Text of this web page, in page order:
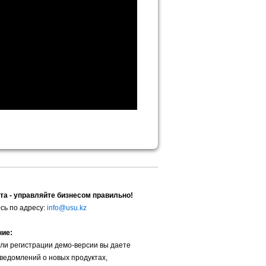
- управляйте бизнесом правильно!
по адресу: info@usu.kz
регистрации демо-версии вы даете
о новых продуктах,